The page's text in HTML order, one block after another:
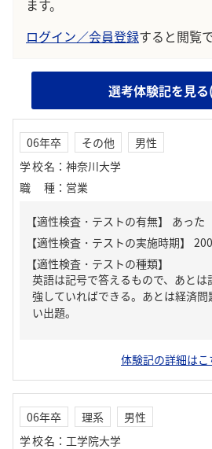
ます。
ログイン／会員登録すると閲覧
選考体験記を見
06年卒 その他
男性
学校名 ： 神奈川大学
職種 ： 営業
【適性検査・テストの有無】 あった
【適性検査・テストの種類】
英語は記号で答えるもので、あと
強していればできる。あとは経済
い出題。
体験記の詳細はこ
06年卒 理系
男性
学校名 ： 工学院大学